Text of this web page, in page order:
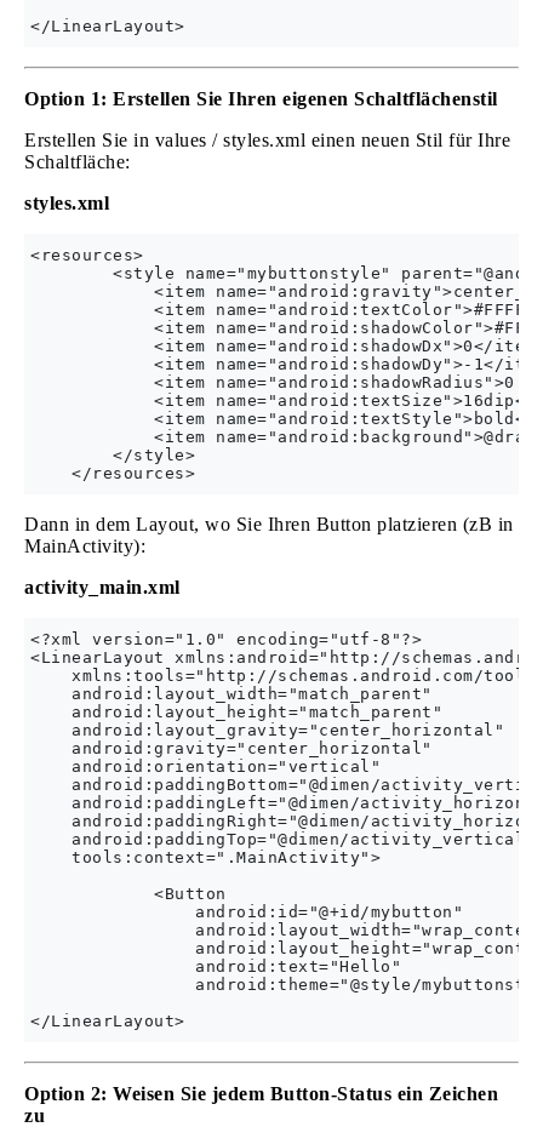
Option 1: Erstellen Sie Ihren eigenen Schaltflächenstil
Erstellen Sie in values ​​/ styles.xml einen neuen Stil für Ihre
Schaltfläche:
styles.xml
<resources>
<style name="mybuttonstyle"
<item
<item
<item
<item name="android:shadowDx">0</
<item name="android:shadowDy">-1</
<item
<item name="android:textSize">16dip</
<item name="android:textStyle">bold</
<item
        </style>
Dann in dem Layout, wo Sie Ihren Button platzieren (zB in
MainActivity):
activity_main.xml
<?xml version="1.0" encoding="utf-8"?>
<LinearLayout xmlns:android="http://
xmlns:tools="http://schemas.android.com/
    android:layout_width="match_parent"
    android:layout_height="match_parent"
    android:layout_gravity="center_horizontal"
    android:gravity="center_horizontal"
    android:orientation="vertical"
android:paddingBottom="@dimen/
android:paddingLeft="@dimen/
android:paddingRight="@dimen/
android:paddingTop="@dimen/
    tools:context=".MainActivity">
            <Button
                android:id="@+id/mybutton"
                android:text="Hello"
android:theme="@style/
Option 2: Weisen Sie jedem Button-Status ein Zeichen
zu